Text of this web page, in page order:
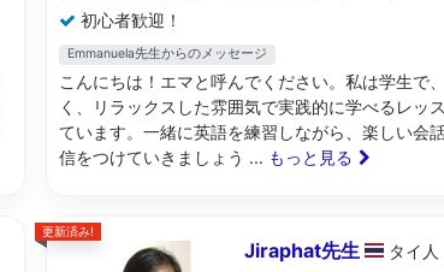
初心者歓迎！
Emmanuela先生からのメッセージ
こんにちは！エマと呼んでください。私は学生で
く、リラックスした雰囲気で実践的に学べるレッ
ています。一緒に英語を練習しながら、楽しい会
信をつけていきましょう ... もっと見る
更新済み!
Jiraphat先生 タイ 人